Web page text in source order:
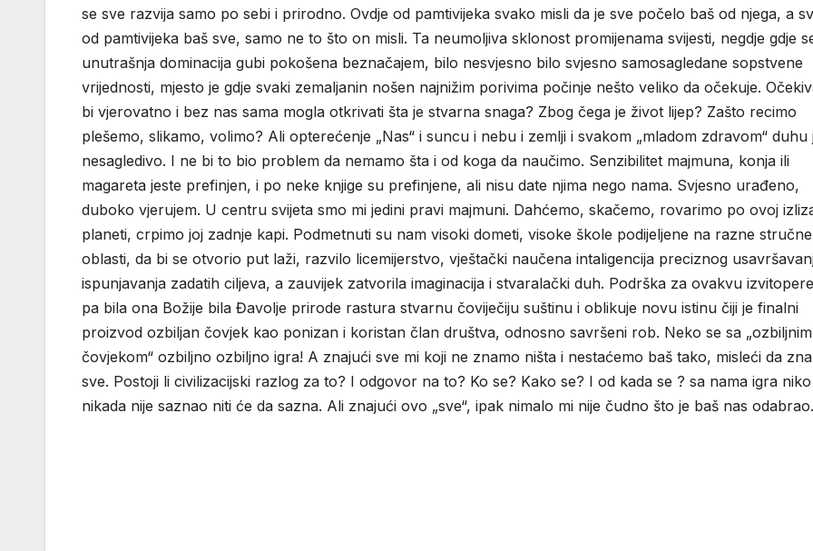
se sve razvija samo po sebi i prirodno. Ovdje od pamtivijeka svako misli da je sve počelo baš od njega, a
od pamtivijeka baš sve, samo ne to što on misli. Ta neumoljiva sklonost promijenama svijesti, negdje gdje
unutrašnja dominacija gubi pokošena beznačajem, bilo nesvjesno bilo svjesno samosagledane sopstvene
vrijednosti, mjesto je gdje svaki zemaljanin nošen najnižim porivima počinje nešto veliko da očekuje.
bi vjerovatno i bez nas sama mogla otkrivati šta je stvarna snaga? Zbog čega je život lijep? Zašto recimo
plešemo, slikamo, volimo? Ali opterećenje „Nas“ i suncu i nebu i zemlji i svakom „mladom zdravom“ duhu
nesagledivo. I ne bi to bio problem da nemamo šta i od koga da naučimo. Senzibilitet majmuna, konja ili
magareta jeste prefinjen, i po neke knjige su prefinjene, ali nisu date njima nego nama. Svjesno urađeno,
duboko vjerujem. U centru svijeta smo mi jedini pravi majmuni. Dahćemo, skačemo, rovarimo po ovoj
planeti, crpimo joj zadnje kapi. Podmetnuti su nam visoki dometi, visoke škole podijeljene na razne stručne
oblasti, da bi se otvorio put laži, razvilo licemijerstvo, vještački naučena intaligencija preciznog
ispunjavanja zadatih ciljeva, a zauvijek zatvorila imaginacija i stvaralački duh. Podrška za ovakvu
pa bila ona Božije bila Đavolje prirode rastura stvarnu čoviječiju suštinu i oblikuje novu istinu čiji je finalni
proizvod ozbiljan čovjek kao ponizan i koristan član društva, odnosno savršeni rob. Neko se sa „ozbiljnim
čovjekom“ ozbiljno ozbiljno igra! A znajući sve mi koji ne znamo ništa i nestaćemo baš tako, misleći da
sve. Postoji li civilizacijski razlog za to? I odgovor na to? Ko se? Kako se? I od kada se ? sa nama igra
nikada nije saznao niti će da sazna. Ali znajući ovo „sve“, ipak nimalo mi nije čudno što je baš nas odabrao.